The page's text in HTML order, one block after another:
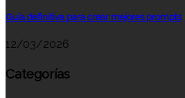
Guía definitiva para crear mejores prompts
12/03/2026
Categorías